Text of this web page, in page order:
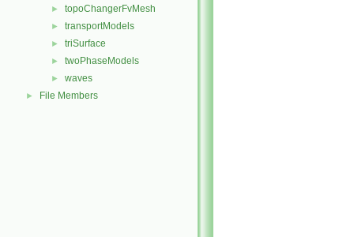
► topoChangerFvMesh
► transportModels
► triSurface
► twoPhaseModels
► waves
► File Members